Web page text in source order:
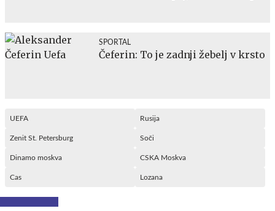
SPORTAL
Čeferin: To je zadnji žebelj v krsto
UEFA Rusija
Zenit St. Petersburg Soči
Dinamo moskva CSKA Moskva
Cas Lozana